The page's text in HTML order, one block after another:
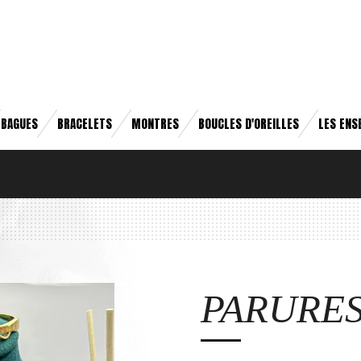
BAGUES BRACELETS MONTRES BOUCLES D'OREILLES LES